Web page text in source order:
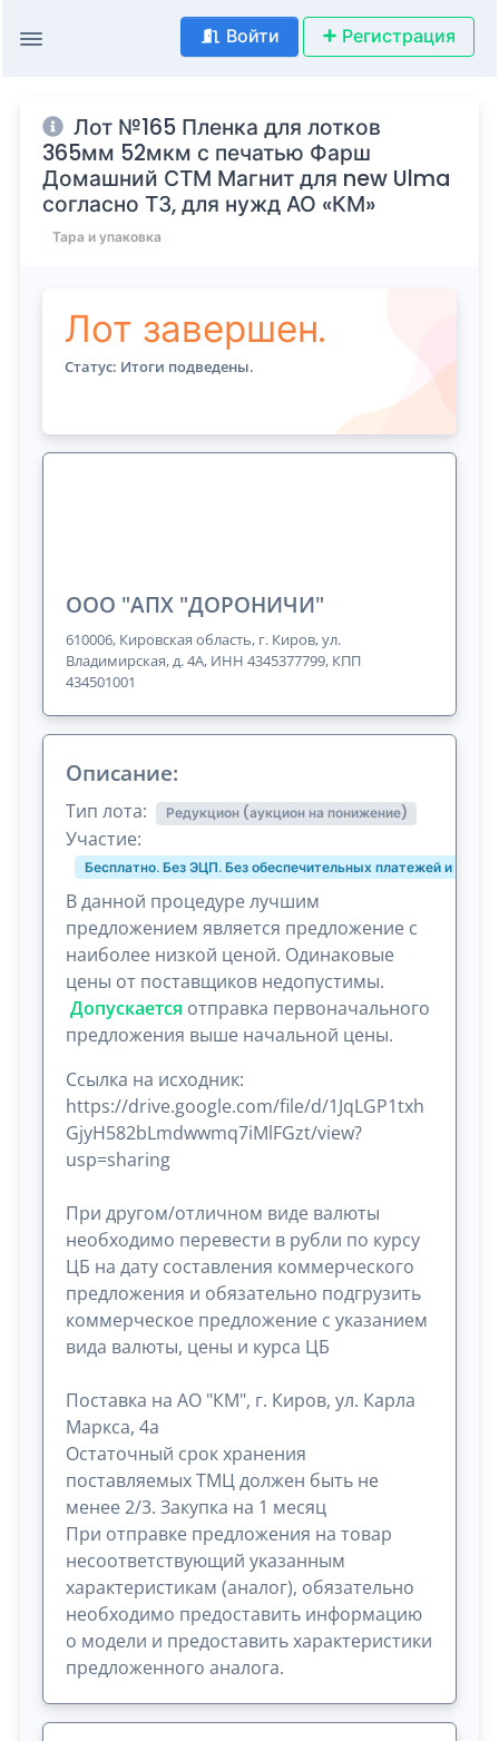
Войти Регистрация
Лот №165 Пленка для лотков
365мм 52мкм с печатью Фарш
Домашний СТМ Магнит для new Ulma
согласно ТЗ, для нужд АО «КМ»
Тара и упаковка
Лот завершен.
Статус: Итоги подведены.
ООО "АПХ "ДОРОНИЧИ"
610006, Кировская область, г. Киров, ул.
Владимирская, д. 4А, ИНН 4345377799, КПП
434501001
Описание:
Тип лота: Редукцион (аукцион на понижение)
Участие:
Бесплатно. Без ЭЦП. Без обеспечительных платежей и
В данной процедуре лучшим
предложением является предложение с
наиболее низкой ценой. Одинаковые
цены от поставщиков недопустимы.
Допускается отправка первоначального
предложения выше начальной цены.
Ссылка на исходник:
https://drive.google.com/file/d/1JqLGP1txh
GjyH582bLmdwwmq7iMlFGzt/view?
usp=sharing
При другом/отличном виде валюты
необходимо перевести в рубли по курсу
ЦБ на дату составления коммерческого
предложения и обязательно подгрузить
коммерческое предложение с указанием
вида валюты, цены и курса ЦБ
Поставка на АО "КМ", г. Киров, ул. Карла
Маркса, 4а
Остаточный срок хранения
поставляемых ТМЦ должен быть не
менее 2/3. Закупка на 1 месяц
При отправке предложения на товар
несоответствующий указанным
характеристикам (аналог), обязательно
необходимо предоставить информацию
о модели и предоставить характеристики
предложенного аналога.